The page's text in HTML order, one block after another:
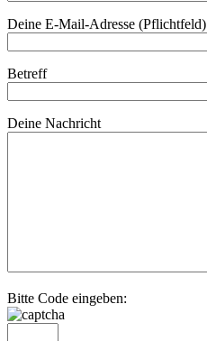
Deine E-Mail-Adresse (Pflichtfeld)
Betreff
Deine Nachricht
Bitte Code eingeben: